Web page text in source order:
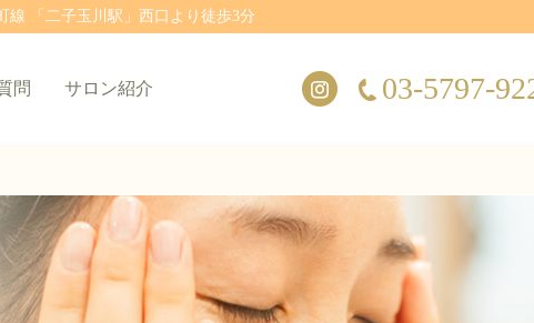
線 「二子玉川駅」西口より徒歩3分
問 サロン紹介 03-5797-